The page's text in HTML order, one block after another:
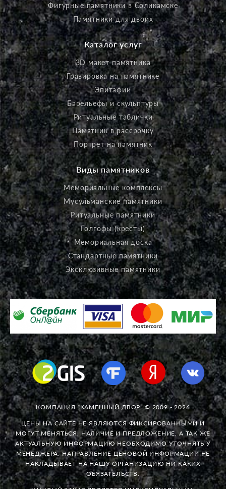
Фигурные памятники в Соликамске
Памятники для двоих
Каталог услуг
3D макет памятника
Гравировка на памятнике
Эпитафии
Барельефы и скульптуры
Ритуальные таблички
Памятник в рассрочку
Портрет на памятник
Виды памятников
Мемориальные комплексы
Мусульманские памятники
Ритуальные памятники
Голгофы (кресты)
Мемориальная доска
Стандартные памятники
Эксклюзивные памятники
КОМПАНИЯ “КАМЕННЫЙ ДВОР” © 2009 - 2026
ЦЕНЫ НА САЙТЕ НЕ ЯВЛЯЮТСЯ ФИКСИРОВАННЫМИ И
МОГУТ МЕНЯТЬСЯ. НАЛИЧИЕ И ПРЕДЛОЖЕНИЕ, А ТАК ЖЕ
АКТУАЛЬНУЮ ИНФОРМАЦИЮ НЕОБХОДИМО УТОЧНЯТЬ У
МЕНЕДЖЕРА. НАПРАВЛЕНИЕ ЦЕНОВОЙ ИНФОРМАЦИИ НЕ
НАКЛАДЫВАЕТ НА НАШУ ОРГАНИЗАЦИЮ НИ КАКИХ
ОБЯЗАТЕЛЬСТВ.